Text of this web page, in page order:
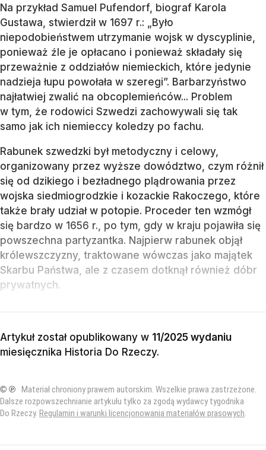
Na przykład Samuel Pufendorf, biograf Karola
Gustawa, stwierdził w 1697 r.: „Było
niepodobieństwem utrzymanie wojsk w dyscyplinie,
ponieważ źle je opłacano i ponieważ składały się
przeważnie z oddziałów niemieckich, które jedynie
nadzieja łupu powołała w szeregi”. Barbarzyństwo
najłatwiej zwalić na obcoplemieńców... Problem
w tym, że rodowici Szwedzi zachowywali się tak
samo jak ich niemieccy koledzy po fachu.
Rabunek szwedzki był metodyczny i celowy,
organizowany przez wyższe dowództwo, czym różnił
się od dzikiego i bezładnego plądrowania przez
wojska siedmiogrodzkie i kozackie Rakoczego, które
także brały udział w potopie. Proceder ten wzmógł
się bardzo w 1656 r., po tym, gdy w kraju pojawiła się
powszechna partyzantka. Najpierw rabunek objął
królewszczyzny, traktowane wówczas jako majątek
Skarbu Państwa, ale z czasem dotknął również dóbr
prywatnych.
Artykuł został opublikowany w 11/2025 wydaniu
miesięcznika Historia Do Rzeczy.
© ℗
Materiał chroniony prawem autorskim. Wszelkie prawa zastrzeżone.
Dalsze rozpowszechnianie artykułu tylko za zgodą wydawcy tygodnika
Do Rzeczy. Regulamin i warunki licencjonowania materiałów prasowych.